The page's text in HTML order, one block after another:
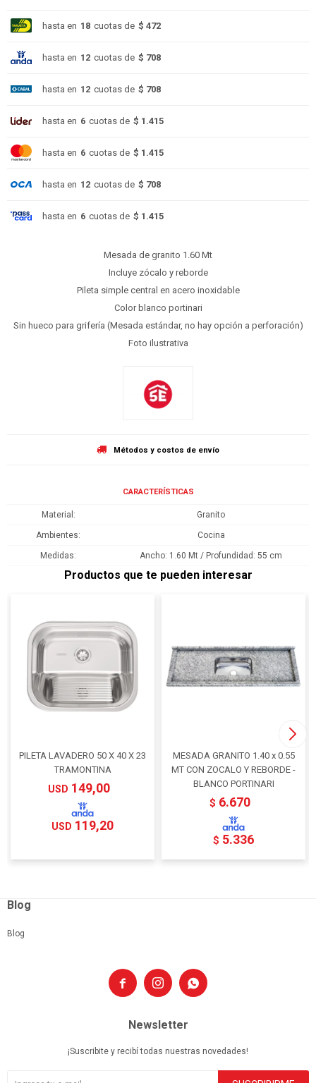
hasta en 18 cuotas de $ 472
hasta en 12 cuotas de $ 708
hasta en 12 cuotas de $ 708
hasta en 6 cuotas de $ 1.415
hasta en 6 cuotas de $ 1.415
hasta en 12 cuotas de $ 708
hasta en 6 cuotas de $ 1.415
Mesada de granito 1.60 Mt
Incluye zócalo y reborde
Pileta simple central en acero inoxidable
Color blanco portinari
Sin hueco para grifería (Mesada estándar, no hay opción a perforación)
Foto ilustrativa
Métodos y costos de envío
CARACTERÍSTICAS
Material Granito
Ambientes Cocina
Medidas Ancho: 1.60 Mt / Profundidad: 55 cm
Productos que te pueden interesar
PILETA LAVADERO 50 X 40 X 23
TRAMONTINA
USD 149,00
USD 119,20
MESADA GRANITO 1.40 x 0.55
MT CON ZOCALO Y REBORDE -
BLANCO PORTINARI
$ 6.670
$ 5.336
  
Blog
Blog
Newsletter
¡Suscribite y recibí todas nuestras novedades!